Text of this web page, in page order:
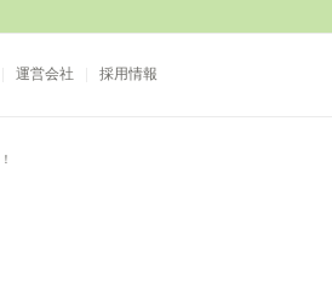
運営会社 採用情報